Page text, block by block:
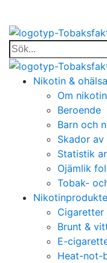
Nikotin & ohälsa
Om nikotin
Beroende
Barn och
Skador
Statistik
Ojämlik
Tobak-
Cigaretter
Brunt &
E-
Heat-not-